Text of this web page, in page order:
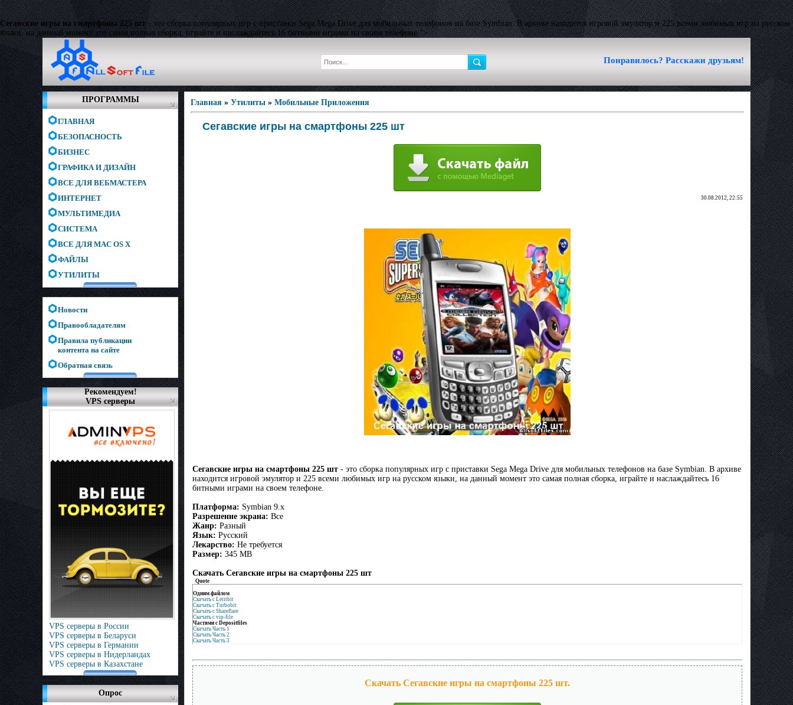
Сегавские игры на смартфоны 225 шт- это сборка популярных игр с приставки Sega Mega Drive для мобильных телефонов на базе Symbian. В архиве находится игровой эмулятор и 225 всеми любимых игр на русском
языки, на данный момент это самая полная сборка, играйте и наслаждайтесь 16 битными играми на своем телефоне.">
Понравилось? Расскажи друзьям!
ПРОГРАММЫ
ГЛАВНАЯ
БЕЗОПАСНОСТЬ
БИЗНЕС
ГРАФИКА И ДИЗАЙН
ВСЕ ДЛЯ ВЕБМАСТЕРА
ИНТЕРНЕТ
МУЛЬТИМЕДИА
СИСТЕМА
ВСЕ ДЛЯ MAC OS X
ФАЙЛЫ
УТИЛИТЫ
Новости
Правообладателям
Правила публикации
контента на сайте
Обратная связь
Рекомендуем!
VPS серверы
VPS серверы в России
VPS серверы в Беларуси
VPS серверы в Германии
VPS серверы в Нидерландах
VPS серверы в Казахстане
Опрос
Главная » Утилиты » Мобильные Приложения
Сегавские игры на смартфоны 225 шт
30.08.2012, 22:55
Сегавские игры на смартфоны 225 шт - это сборка популярных игр с приставки Sega Mega Drive для мобильных телефонов на базе Symbian. В архиве
находится игровой эмулятор и 225 всеми любимых игр на русском языки, на данный момент это самая полная сборка, играйте и наслаждайтесь 16
битными играми на своем телефоне.
Платформа: Symbian 9.x
Разрешение экрана: Все
Жанр: Разный
Язык: Русский
Лекарство: Не требуется
Размер: 345 MB
Скачать Сегавские игры на смартфоны 225 шт
Quote
Одним файлом
Скачать с Letitbit
Скачать с Turbobit
Скачать с Shareflare
Скачать с vip-file
Частями с Depositfiles
Скачать Часть 1
Скачать Часть 2
Скачать Часть 3
Скачать Сегавские игры на смартфоны 225 шт.